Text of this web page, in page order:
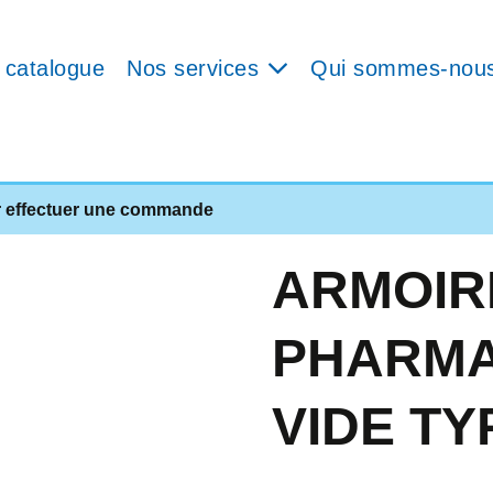
Nos services Qui sommes-
une commande
VIDE